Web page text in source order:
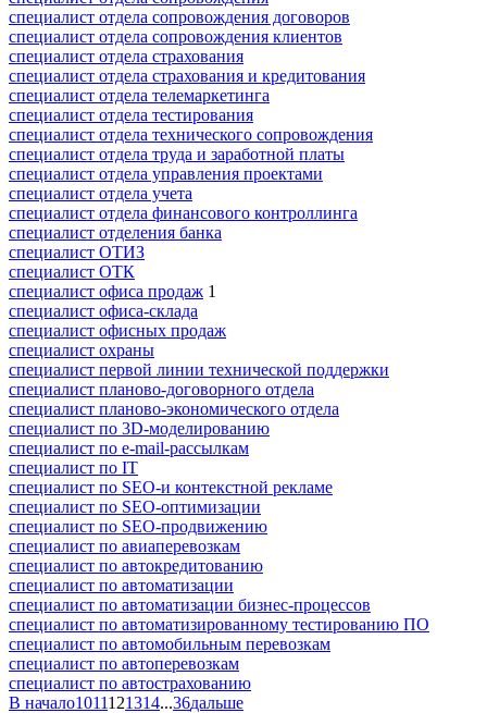
специалист отдела сопровождения договоров
специалист отдела сопровождения клиентов
специалист отдела страхования
специалист отдела страхования и кредитования
специалист отдела телемаркетинга
специалист отдела тестирования
специалист отдела технического сопровождения
специалист отдела труда и заработной платы
специалист отдела управления проектами
специалист отдела учета
специалист отдела финансового контроллинга
специалист отделения банка
специалист ОТИЗ
специалист ОТК
специалист офиса продаж 1
специалист офиса-склада
специалист офисных продаж
специалист охраны
специалист первой линии технической поддержки
специалист планово-договорного отдела
специалист планово-экономического отдела
специалист по 3D-моделированию
специалист по e-mail-рассылкам
специалист по IT
специалист по SEO-и контекстной рекламе
специалист по SEO-оптимизации
специалист по SEO-продвижению
специалист по авиаперевозкам
специалист по автокредитованию
специалист по автоматизации
специалист по автоматизации бизнес-процессов
специалист по автоматизированному тестированию ПО
специалист по автомобильным перевозкам
специалист по автоперевозкам
специалист по автострахованию
В начало1011121314...36дальше